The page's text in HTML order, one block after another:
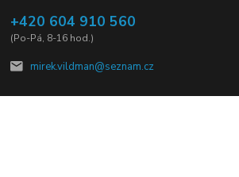
+420 604 910 560
(Po-Pá, 8-16 hod.)
mirek.vildman@seznam.cz